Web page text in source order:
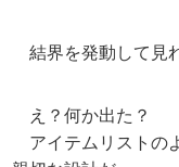
結界を発動して見
え？何か出た？
アイテムリストの